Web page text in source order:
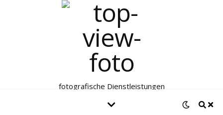
fotografische Dienstleistungen